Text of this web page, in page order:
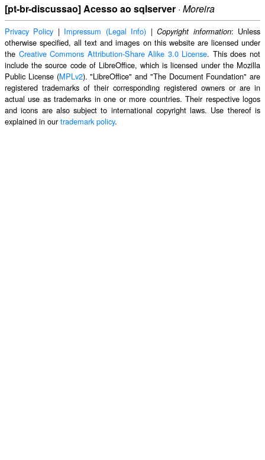
[pt-br-discussao] Acesso ao sqlserver · Moreira
Privacy Policy | Impressum (Legal Info) |Copyright information: Unless
otherwise specified, all text and images on this website are licensed under
the Creative Commons Attribution-Share Alike 3.0 License. This does not
include the source code of LibreOffice, which is licensed under the Mozilla
Public License (MPLv2). "LibreOffice" and "The Document Foundation" are
registered trademarks of their corresponding registered owners or are in
actual use as trademarks in one or more countries. Their respective logos
and icons are also subject to international copyright laws. Use thereof is
explained in ourtrademark policy.